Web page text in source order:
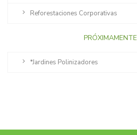
Reforestaciones Corporativas
PRÓXIMAMENTE
*Jardines Polinizadores